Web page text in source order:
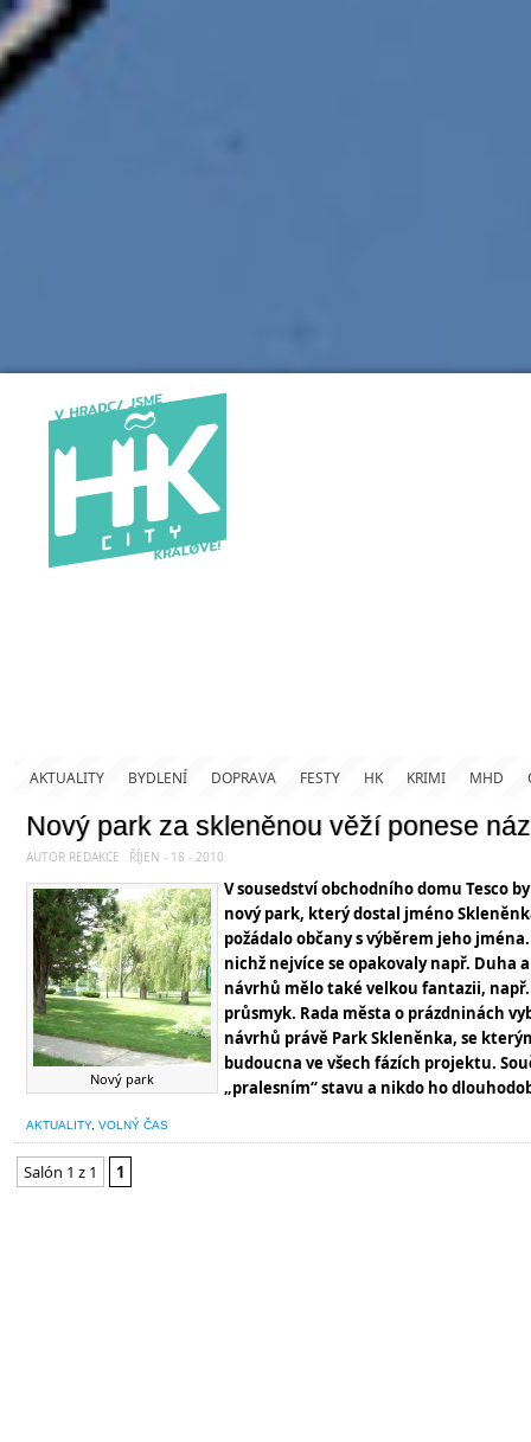
AKTUALITY BYDLENÍ DOPRAVA FESTY HK KRIMI MHD
Nový park za skleněnou věží ponese
AUTOR REDAKCE ŘÍJEN - 18 - 2010
Nový park
V sousedství obchodního domu Tesco
nový park, který dostal jméno
požádalo občany s výběrem jeho
nichž nejvíce se opakovaly např. Duha
návrhů mělo také velkou fantazii,
průsmyk. Rada města o prázdninách
návrhů právě Park Skleněnka, se
budoucna ve všech fázích projektu.
„pralesním“ stavu a nikdo ho
AKTUALITY, VOLNÝ ČAS
Salón 1 z 1 1